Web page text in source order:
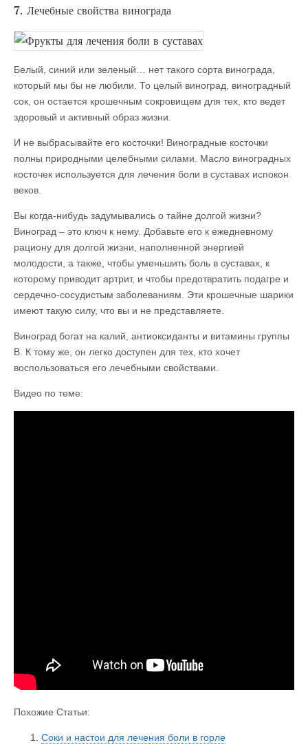
7. Лечебные свойства винограда
Белый, синий или зеленый… нет такого сорта винограда,
который мы бы не любили. То целый виноград, виноградный
сок, он остается крошечным сокровищем для тех, кто ведет
здоровый и активный образ жизни.
И не выбрасывайте его косточки! Виноградные косточки
полны природными целебными силами. Масло виноградных
косточек используется для лечения боли в суставах испокон
веков.
Вы когда-нибудь задумывались о тайне долгой жизни?
Виноград – это ключ к нему. Добавьте его к ежедневному
рациону для долгой жизни, наполненной энергией
молодости, а также, чтобы уменьшить боль в суставах, к
которому приводит артрит, и чтобы предотвратить подагре и
сердечно-сосудистым заболеваниям. Эти крошечные шарики
имеют такую силу, что вы и не представляете.
Виноград богат на калий, антиоксиданты и витамины группы
В. К тому же, он легко доступен для тех, кто хочет
воспользоваться его лечебными свойствами.
Видео по теме:
Похожие Статьи:
Соки и настои для лечения боли в горле